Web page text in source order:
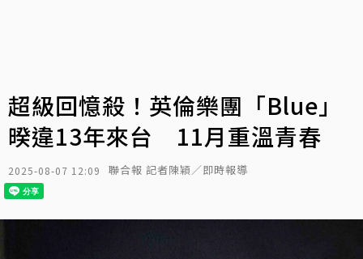
超級回憶殺！英倫樂團「Blue」
暌違13年來台 11月重溫青春
2025-08-07 12:09 聯合報 記者陳穎／即時報導